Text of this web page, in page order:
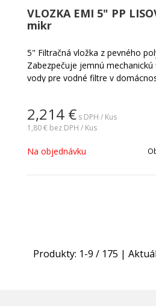
VLOZKA EMI 5" PP
mikr
5" Filtračná vložka z pevného
Zabezpečuje jemnú
vody pre vodné filtre v
priemysle. Je ideálna na
slizu, hrdze a ostatných
Jemnosť filtrácie vody: 10
2,214 € s DPH / Kus
1,80 € bez DPH / Kus
Na objednávku
Produkty: 1-9 / 175 |